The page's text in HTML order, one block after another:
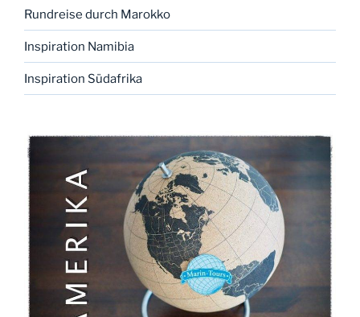
Rundreise durch Marokko
Inspiration Namibia
Inspiration Südafrika